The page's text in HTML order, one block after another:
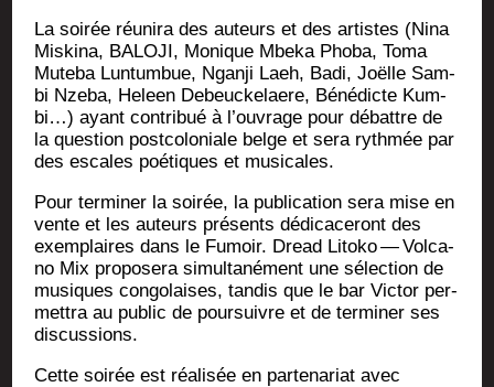
La soi­rée réuni­ra des auteurs et des artistes (Nina
Mis­ki­na, BALOJI, Monique Mbe­ka Pho­ba, Toma
Mute­ba Lun­tum­bue, Ngan­ji Laeh, Badi, Joëlle Sam­
bi Nze­ba, Heleen Debeu­cke­laere, Béné­dicte Kum­
bi…) ayant contri­bué à l’ouvrage pour débattre de
la ques­tion post­co­lo­niale belge et sera ryth­mée par
des escales poé­tiques et musicales.
Pour ter­mi­ner la soi­rée, la publi­ca­tion sera mise en
vente et les auteurs pré­sents dédi­ca­ce­ront des
exem­plaires dans le Fumoir. Dread Lito­ko — Vol­ca­
no Mix pro­po­se­ra simul­ta­né­ment une sélec­tion de
musiques congo­laises, tan­dis que le bar Vic­tor per­
met­tra au public de pour­suivre et de ter­mi­ner ses
discussions.
Cette soi­rée est réa­li­sée en par­te­na­riat avec